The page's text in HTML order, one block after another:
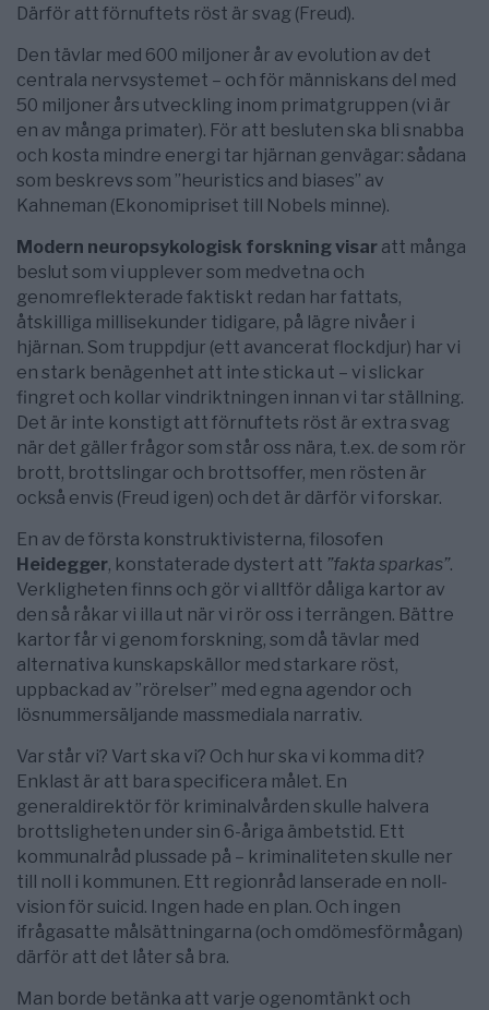
Därför att förnuftets röst är svag (Freud).
Den tävlar med 600 miljoner år av evolution av det
centrala nervsystemet – och för människans del med
50 miljoner års utveckling inom primatgruppen (vi är
en av många primater). För att besluten ska bli snabba
och kosta mindre energi tar hjärnan genvägar: sådana
som beskrevs som ”heuristics and biases” av
Kahneman (Ekonomipriset till Nobels minne).
Modern neuropsykologisk forskning visar att många
beslut som vi upplever som medvetna och
genomreflekterade faktiskt redan har fattats,
åtskilliga millisekunder tidigare, på lägre nivåer i
hjärnan. Som truppdjur (ett avancerat flockdjur) har vi
en stark benägenhet att inte sticka ut – vi slickar
fingret och kollar vindriktningen innan vi tar ställning.
Det är inte konstigt att förnuftets röst är extra svag
när det gäller frågor som står oss nära, t.ex. de som rör
brott, brottslingar och brottsoffer, men rösten är
också envis (Freud igen) och det är därför vi forskar.
En av de första konstruktivisterna, filosofen
Heidegger, konstaterade dystert att ”fakta sparkas”.
Verkligheten finns och gör vi alltför dåliga kartor av
den så råkar vi illa ut när vi rör oss i terrängen. Bättre
kartor får vi genom forskning, som då tävlar med
alternativa kunskapskällor med starkare röst,
uppbackad av ”rörelser” med egna agendor och
lösnummersäljande massmediala narrativ.
Var står vi? Vart ska vi? Och hur ska vi komma dit?
Enklast är att bara specificera målet. En
generaldirektör för kriminalvården skulle halvera
brottsligheten under sin 6-åriga ämbetstid. Ett
kommunalråd plussade på – kriminaliteten skulle ner
till noll i kommunen. Ett regionråd lanserade en noll-
vision för suicid. Ingen hade en plan. Och ingen
ifrågasatte målsättningarna (och omdömesförmågan)
därför att det låter så bra.
Man borde betänka att varje ogenomtänkt och